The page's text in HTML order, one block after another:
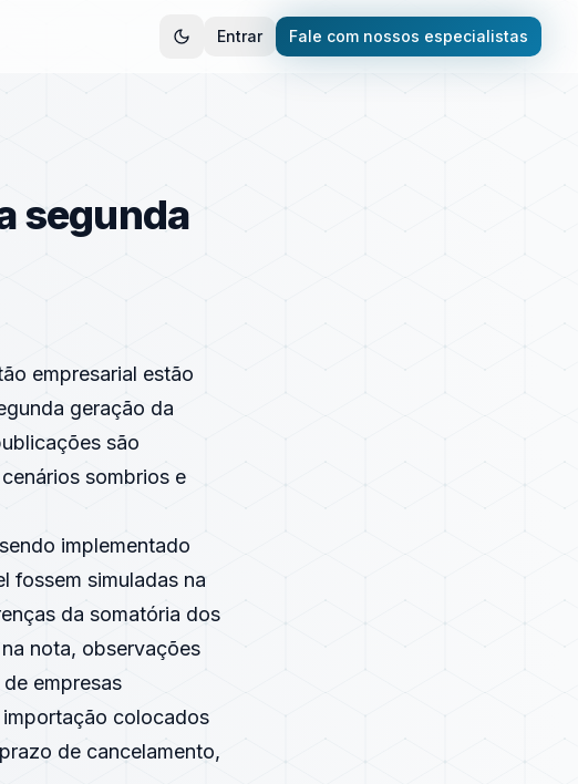
Entrar Fale com nossos especialistas
segunda
empresarial estão
geração da
são
sombrios e
implementado
fossem simuladas na
da somatória dos
nota, observações
empresas
colocados
de cancelamento,